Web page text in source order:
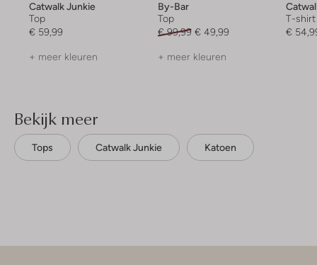
Catwalk Junkie
Top
€ 59,99
+ meer kleuren
By-Bar
Top
€ 99,99 € 49,99
+ meer kleuren
T-shirt
€
Bekijk meer
Tops Catwalk Junkie Katoen